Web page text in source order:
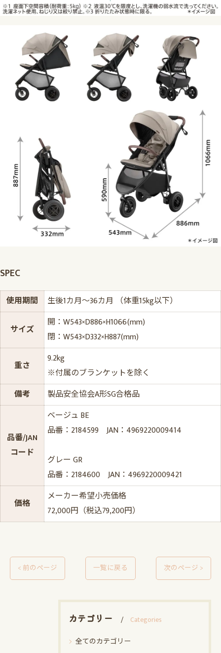
SPEC
使用期間 生後1カ月～36カ月 （体重15kg以下）
サイズ
開：W543×D886×H1066(mm)
閉：W543×D332×H887(mm)
重さ
9.2kg
※付属のブランケットを除く
備考
製品安全協会A形SG合格品
品番/JAN
コード
ベージュ BE
品番：2184599 JAN：4969220009414
グレー GR
品番：2184600 JAN：4969220009421
価格
メーカー希望小売価格
72,000円（税込79,200円）
< 前のページ 一覧に戻る 次のページ >
カテゴリー Categories
全てのカテゴリー